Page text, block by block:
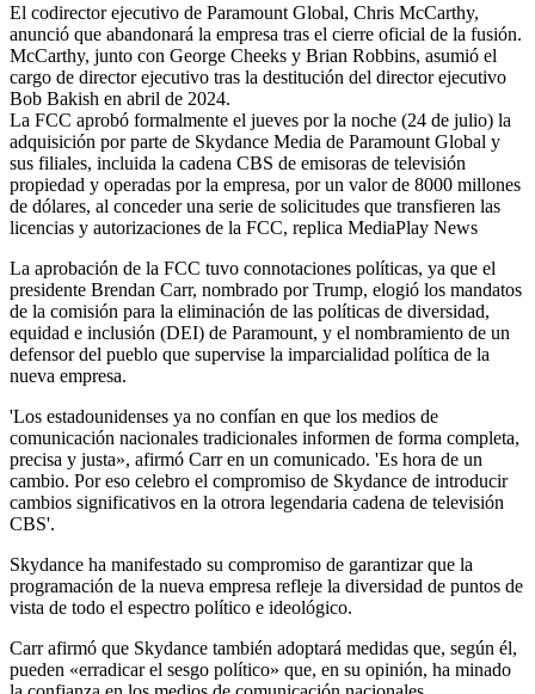
El codirector ejecutivo de Paramount Global, Chris McCarthy,
anunció que abandonará la empresa tras el cierre oficial de la fusión.
McCarthy, junto con George Cheeks y Brian Robbins, asumió el
cargo de director ejecutivo tras la destitución del director ejecutivo
Bob Bakish en abril de 2024.
La FCC aprobó formalmente el jueves por la noche (24 de julio) la
adquisición por parte de Skydance Media de Paramount Global y
sus filiales, incluida la cadena CBS de emisoras de televisión
propiedad y operadas por la empresa, por un valor de 8000 millones
de dólares, al conceder una serie de solicitudes que transfieren las
licencias y autorizaciones de la FCC, replica MediaPlay News
La aprobación de la FCC tuvo connotaciones políticas, ya que el
presidente Brendan Carr, nombrado por Trump, elogió los mandatos
de la comisión para la eliminación de las políticas de diversidad,
equidad e inclusión (DEI) de Paramount, y el nombramiento de un
defensor del pueblo que supervise la imparcialidad política de la
nueva empresa.
'Los estadounidenses ya no confían en que los medios de
comunicación nacionales tradicionales informen de forma completa,
precisa y justa», afirmó Carr en un comunicado. 'Es hora de un
cambio. Por eso celebro el compromiso de Skydance de introducir
cambios significativos en la otrora legendaria cadena de televisión
CBS'.
Skydance ha manifestado su compromiso de garantizar que la
programación de la nueva empresa refleje la diversidad de puntos de
vista de todo el espectro político e ideológico.
Carr afirmó que Skydance también adoptará medidas que, según él,
pueden «erradicar el sesgo político» que, en su opinión, ha minado